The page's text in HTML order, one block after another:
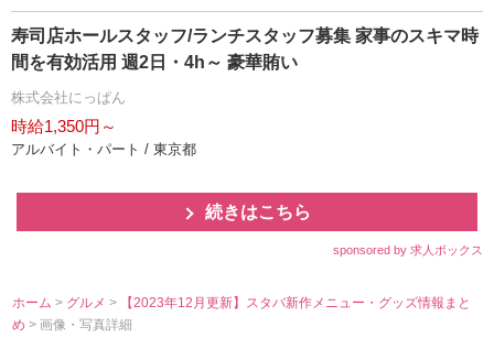
寿司店ホールスタッフ/ランチスタッフ募集 家事のスキマ時
間を有効活用 週2日・4h～ 豪華賄い
株式会社にっぱん
時給1,350円～
アルバイト・パート / 東京都
続きはこちら
sponsored by 求人ボックス
ホーム > グルメ>
【2023年12月更新】スタバ新作メニュー・グッズ情報まと
め> 画像・写真詳細